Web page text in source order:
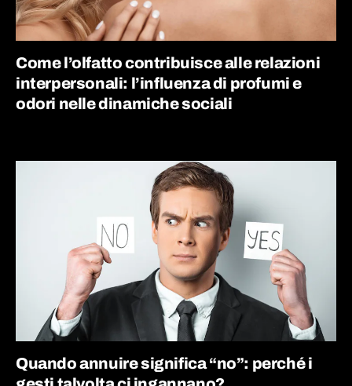
Come l’olfatto contribuisce alle relazioni
interpersonali: l’influenza di profumi e
odori nelle dinamiche sociali
Quando annuire significa “no”: perché i